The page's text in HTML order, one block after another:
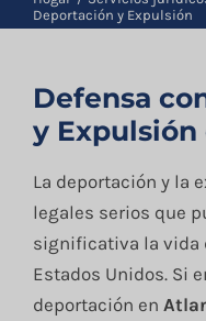
Blog
Contacto
English
Deportación y Expulsión
Defensa
y Expulsión
La deportación y la
legales serios que
significativa la vida
Estados Unidos. Si
deportación en